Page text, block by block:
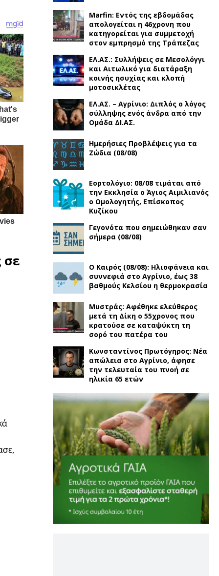
σε
Marfin: Εντός της εβδομάδας
απολογείται η 46χρονη που
κατηγορείται για συμμετοχή
στον εμπρησμό της Τράπεζας
ΕΛ.ΑΣ.: Συλλήψεις σε Μεσολόγγι
και Αιτωλικό για διατάραξη
κοινής ησυχίας και κλοπή
μοτοσικλέτας
ΕΛ.ΑΣ. – Αγρίνιο: Διπλός ο λόγος
σύλληψης ενός άνδρα από την
Ομάδα ΔΙ.ΑΣ.
Ημερήσιες Προβλέψεις για τα
Ζώδια (08/08)
Εορτολόγιο: 08/08 τιμάται από
την Εκκλησία ο Άγιος Αιμιλιανός
ο Ομολογητής, Eπίσκοπος
Κυζίκου
Γεγονότα που σημειώθηκαν σαν
σήμερα (08/08)
Ο Καιρός (08/08): Ηλιοφάνεια και
συννεφιά στο Αγρίνιο, έως 38
βαθμούς Κελσίου η θερμοκρασία
Μυστράς: Αφέθηκε ελεύθερος
μετά τη Δίκη ο 55χρονος που
κρατούσε σε καταψύκτη τη
σορό του πατέρα του
Κωνσταντίνος Πρωτόγηρος: Νέα
απώλεια στο Αγρίνιο, άφησε
την τελευταία του πνοή σε
ηλικία 65 ετών